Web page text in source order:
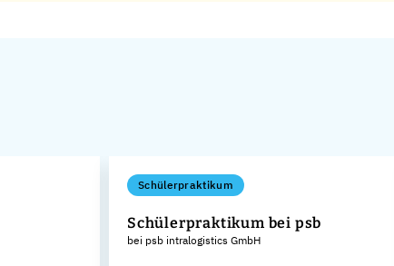
Schülerpraktikum
Schülerpraktikum bei psb
bei psb intralogistics GmbH